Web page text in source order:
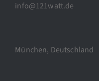
info@121watt.de
München, Deutschland